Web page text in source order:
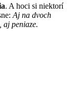
. A hoci si niektorí
Aj na dvoch
aj peniaze.